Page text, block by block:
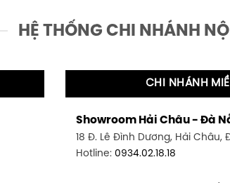
HỆ THỐNG CHI NHÁNH
CHI NHÁNH
Showroom Hải Châu - Đà
18 Đ. Lê Đình Dương, Hải Châu,
Hotline: 0934.02.18.18